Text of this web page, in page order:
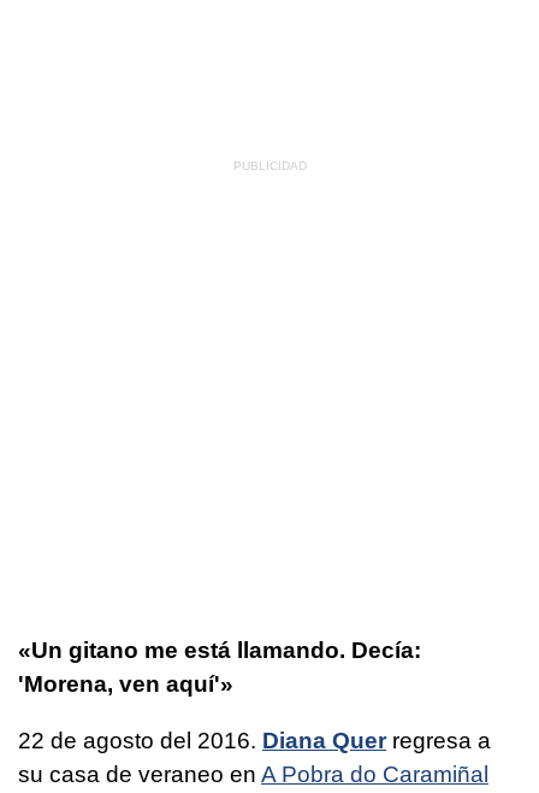
«Un gitano me está llamando. Decía:
'Morena, ven aquí'»
22 de agosto del 2016. Diana Querregresa a
su casa de veraneo en A Pobra do Caramiñal